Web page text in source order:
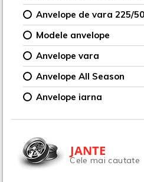
Anvelope de vara 225/
Modele anvelope
Anvelope vara
Anvelope All Season
Anvelope iarna
JANTE
Cele mai cautate